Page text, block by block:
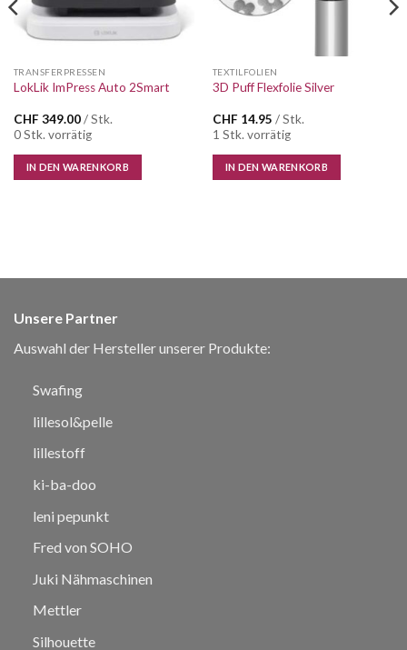
TRANSFERPRESSEN
LokLik ImPress Auto 2Smart
CHF 349.00/ Stk.
0 Stk. vorrätig
IN DEN WARENKORB
TEXTILFOLIEN
3D Puff Flexfolie Silver
CHF 14.95 / Stk.
1 Stk. vorrätig
IN DEN WARENKORB
Unsere Partner
Auswahl der Hersteller unserer Produkte:
Swafing
lillesol&pelle
lillestoff
ki-ba-doo
leni pepunkt
Fred von SOHO
Juki Nähmaschinen
Mettler
Silhouette